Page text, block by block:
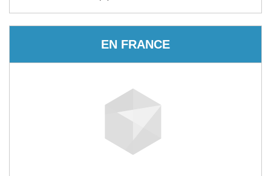
EN FRANCE